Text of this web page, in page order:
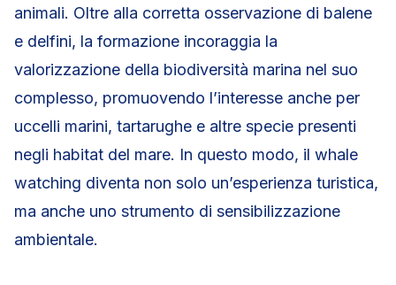
animali. Oltre alla corretta osservazione di balene
e delfini, la formazione incoraggia la
valorizzazione della biodiversità marina nel suo
complesso, promuovendo l’interesse anche per
uccelli marini, tartarughe e altre specie presenti
negli habitat del mare. In questo modo, il whale
watching diventa non solo un’esperienza turistica,
ma anche uno strumento di sensibilizzazione
ambientale.